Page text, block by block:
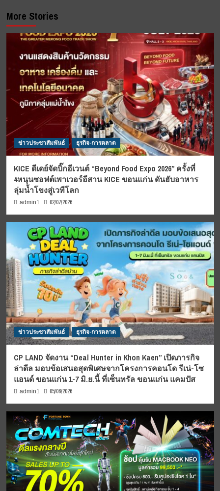
More Stories
ข่าวประชาสัมพันธ์ ธุรกิจ-การตลาด
KICE ดีเดย์จัดบิ๊กอีเวนต์ “Beyond Food Expo 2026” ครั้งที่
4หนุนซอฟต์เพาเวอร์อีสาน KICE ขอนแก่น ดันฮับอาหาร
ลุ่มน้ำโขงสู่เวทีโลก
admin1 02/07/2026
ข่าวประชาสัมพันธ์ ธุรกิจ-การตลาด
CP LAND จัดงาน “Deal Hunter in Khon Kaen” เปิดภารกิจ
ล่าดีล มอบข้อเสนอสุดพิเศษจากโครงการคอนโด รีเน่-โซ
แอนด์ ขอนแก่น 1-7 มิ.ย.นี้ ที่เซ็นทรัล ขอนแก่น แคมปัส
admin1 05/06/2026